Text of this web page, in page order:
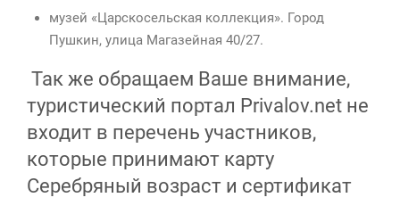
музей «Царскосельская коллекция». Город
Пушкин, улица Магазейная 40/27.
Так же обращаем Ваше внимание,
туристический портал Privalov.net не
входит в перечень участников,
которые принимают карту
Серебряный возраст и сертификат